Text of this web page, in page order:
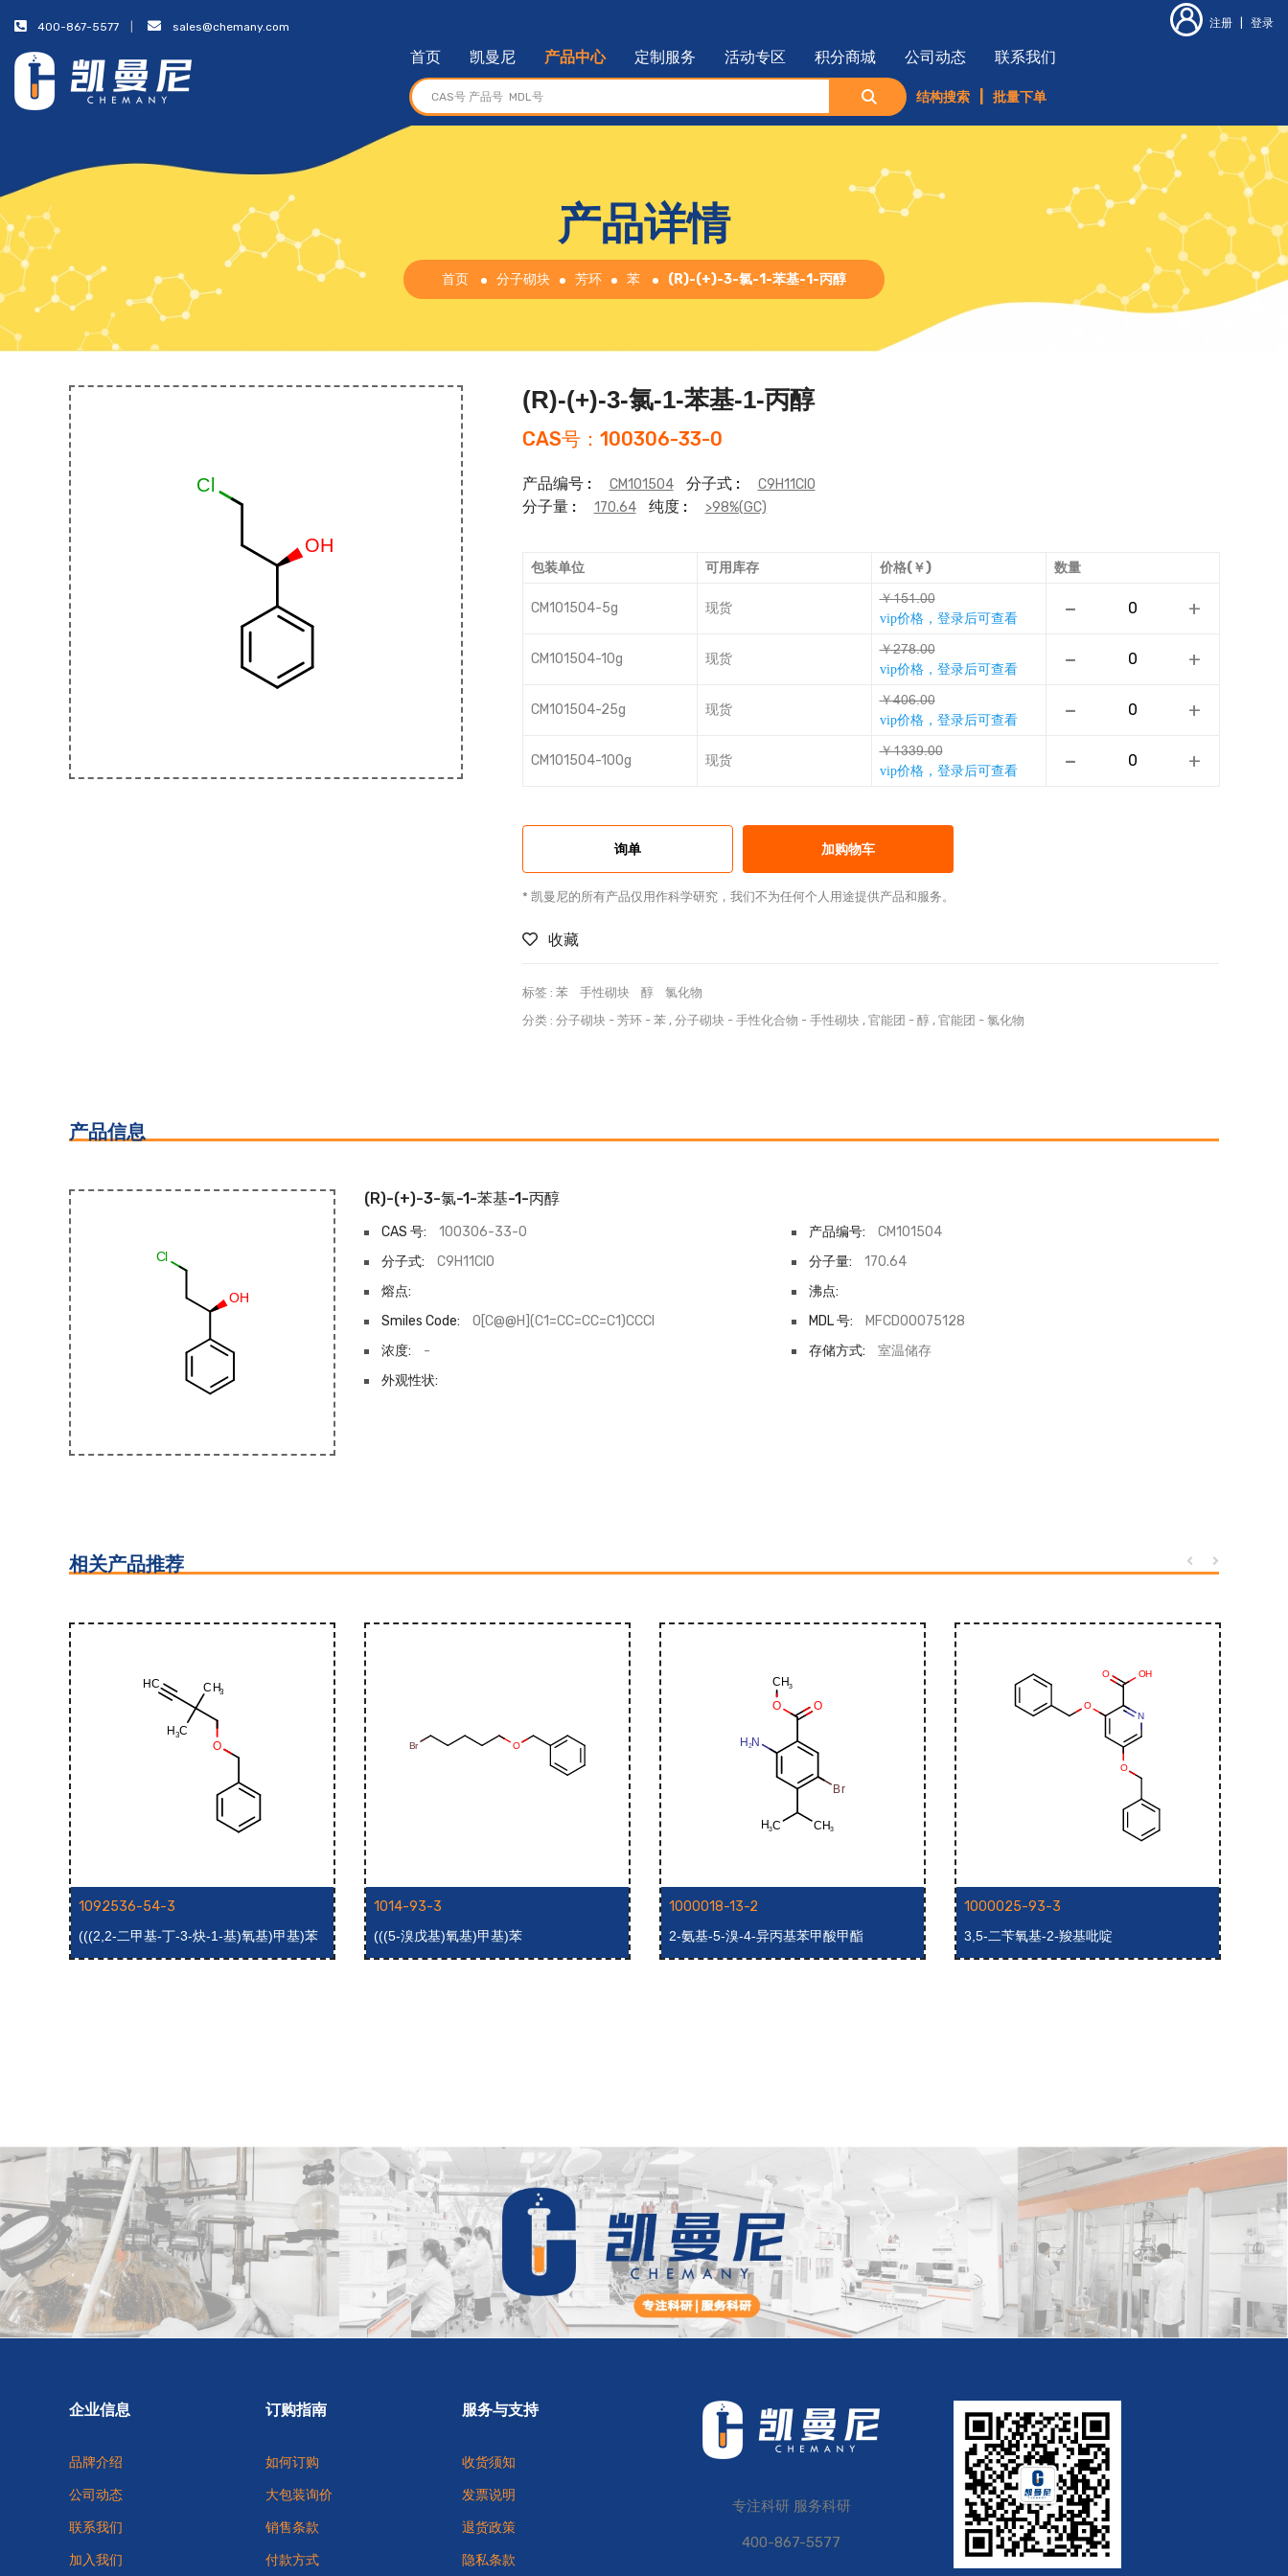
400-867-5577 sales@chemany.com 注册 登录
首页 凯曼尼 产品中心 定制服务 活动专区 积分商城 公司动态 联系我们
结构搜索 批量下单
产品详情
首页 分子砌块 芳环 苯 (R)-(+)-3-氯-1-苯基-1-丙醇
(R)-(+)-3-氯-1-苯基-1-丙醇
CAS号：100306-33-0
产品编号 : CM101504 分子式 : C9H11ClO
分子量 : 170.64 纯度 : >98%(GC)
包装单位 可用库存 价格(￥) 数量
CM101504-5g 现货
￥ŤľŤƚŮŮ
vip价格，登录后可查看
- +
CM101504-10g 现货
￥ƈĲȃƚŮŮ
vip价格，登录后可查看
- +
CM101504-25g 现货
￥ǪŮƿƚŮŮ
vip价格，登录后可查看
- +
CM101504-100g 现货
￥ŤǙǙƥƚŮŮ
vip价格，登录后可查看
- +
询单 加购物车
* 凯曼尼的所有产品仅用作科学研究，我们不为任何个人用途提供产品和服务。
收藏
标签 : 苯 手性砌块 醇
氯化物
分类 : 分子砌块- 芳环- 苯, 分子砌块- 手性化合物 - 手性砌块, 官能团 - 醇, 官能团 - 氯化物
产品信息
(R)-(+)-3-氯-1-苯基-1-丙醇
CAS 号: 100306-33-0 产品编号:
CM101504
分子式:
C9H11ClO 分子量:
170.64
熔点:
沸点:
Smiles Code:
O[C@@H](C1=CC=CC=C1)CCCl MDL 号:
MFCD00075128
浓度:
- 存储方式:
室温储存
外观性状:
相关产品推荐
1092536-54-3
(((2,2-二甲基-丁-3-炔-1-基)氧基)甲基)苯
1014-93-3
(((5-溴戊基)氧基)甲基)苯
1000018-13-2
2-氨基-5-溴-4-异丙基苯甲酸甲酯
1000025-93-3
3,5-二苄氧基-2-羧基吡啶
企业信息
品牌介绍
公司动态
联系我们
加入我们
订购指南
如何订购
大包装询价
销售条款
付款方式
服务与支持
收货须知
发票说明
退货政策
隐私条款
专注科研 服务科研
400-867-5577